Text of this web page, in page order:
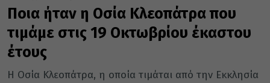
Ποια ήταν η Οσία Κλεοπάτρα που
τιμάμε στις 19 Οκτωβρίου έκαστου
έτους
Η Οσία Κλεοπάτρα, η οποία τιμάται από την Εκκλησία